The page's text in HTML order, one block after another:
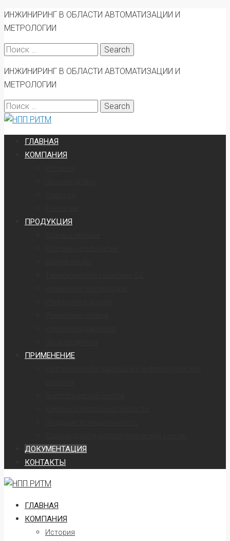
ИНЖИНИРИНГ В ОБЛАСТИ АВТОМАТИЗАЦИИ И
МЕТРОЛОГИИ
Search
ИНЖИНИРИНГ В ОБЛАСТИ АВТОМАТИЗАЦИИ И
МЕТРОЛОГИИ
Search
for:
ГЛАВНАЯ
КОМПАНИЯ
ПРОДУКЦИЯ
ПРИМЕНЕНИЕ
ДОКУМЕНТАЦИЯ
КОНТАКТЫ
ГЛАВНАЯ
КОМПАНИЯ
История